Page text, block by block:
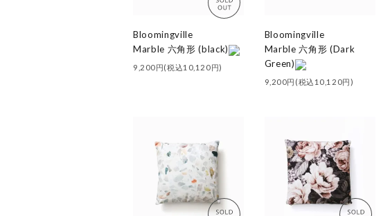
Bloomingville
Marble 六角形 (black)
9,200円(税込10,120円)
Bloomingville
Marble 六角形 (Dark
Green)
9,200円(税込10,120円)